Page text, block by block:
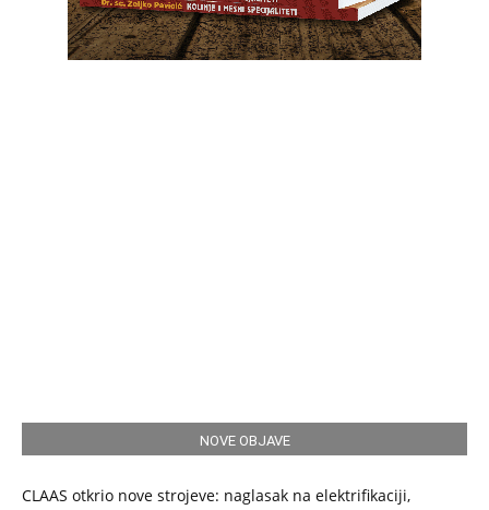
NOVE OBJAVE
CLAAS otkrio nove strojeve: naglasak na elektrifikaciji,